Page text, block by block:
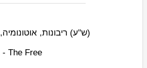
(ש"ע) ריבונות,
The Free